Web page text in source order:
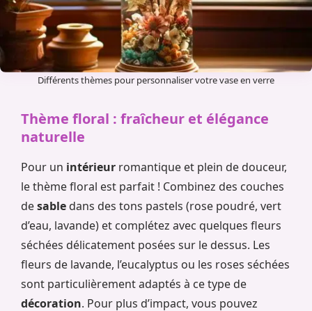
Différents thèmes pour personnaliser votre vase en verre
Thème floral : fraîcheur et élégance
naturelle
Pour un intérieur romantique et plein de douceur,
le thème floral est parfait ! Combinez des couches
desable dans des tons pastels (rose poudré, vert
d’eau, lavande) et complétez avec quelques fleurs
séchées délicatement posées sur le dessus. Les
fleurs de lavande, l’eucalyptus ou les roses séchées
sont particulièrement adaptés à ce type de
décoration. Pour plus d’impact, vous pouvez